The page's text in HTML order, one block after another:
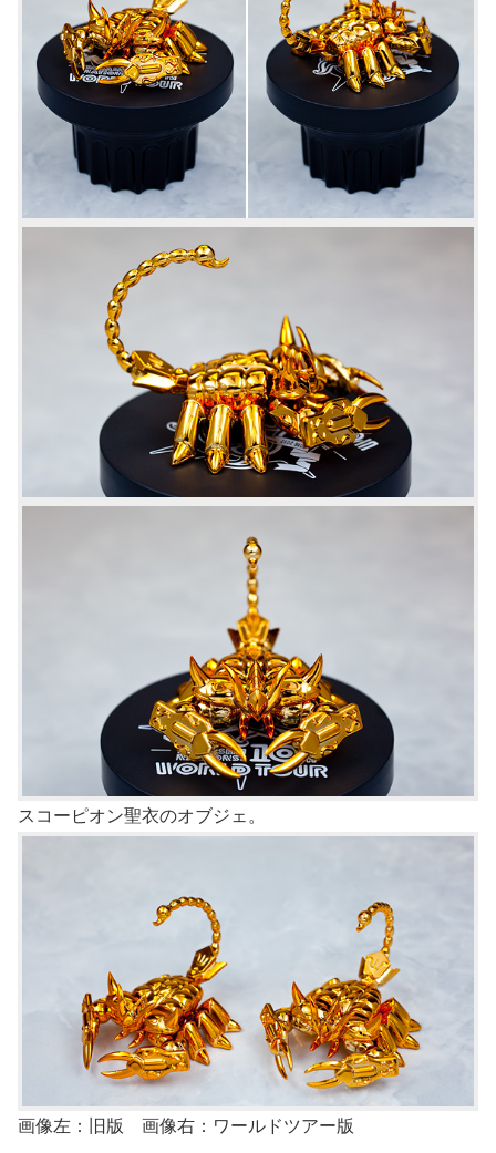
スコーピオン聖衣のオブジェ。
画像左：旧版 画像右：ワールドツアー版